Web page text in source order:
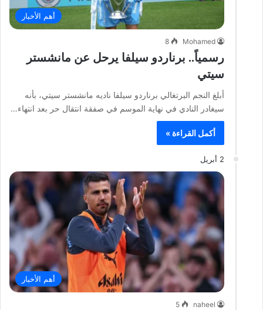
أهم الأخبار
Mohamed
8
رسمياً.. برناردو سيلفا يرحل عن مانشستر
سيتي
أبلغ النجم البرتغالي برناردو سيلفا ناديه مانشستر سيتي، بأنه
سيغادر النادي في نهاية الموسم في صفقة انتقال حر بعد انتهاء…
أكمل القراءة »
2 أبريل
أهم الأخبار
naheel
5